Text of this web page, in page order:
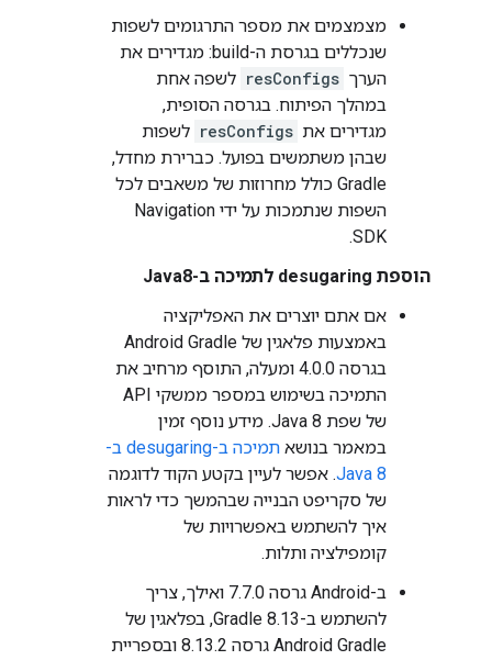
מצמצמים את מספר התרגומים לשפות
שנכללים בגרסת ה-build: מגדירים את
הערך resConfigs לשפה אחת
במהלך הפיתוח. בגרסה הסופית,
מגדירים את resConfigs לשפות
שבהן משתמשים בפועל. כברירת מחדל,
Gradle כולל מחרוזות של משאבים לכל
השפות שנתמכות על ידי Navigation
SDK.
הוספת desugaring לתמיכה ב-Java8
אם אתם יוצרים את האפליקציה
באמצעות פלאגין של Android Gradle
בגרסה 4.0.0 ומעלה, התוסף מרחיב את
התמיכה בשימוש במספר ממשקי API
של שפת Java 8. מידע נוסף זמין
במאמר בנושא
תמיכה ב-desugaring ב-
Java 8. אפשר לעיין בקטע הקוד לדוגמה
של סקריפט הבנייה שבהמשך כדי לראות
איך להשתמש באפשרויות של
קומפילציה ותלות.
ב-Android גרסה 7.7.0 ואילך, צריך
להשתמש ב-Gradle 8.13, בפלאגין של
Android Gradle גרסה 8.13.2 ובספריית